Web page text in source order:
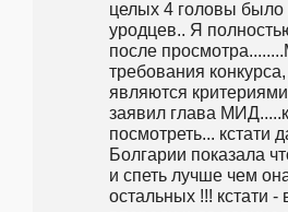
целых 4 головы
уродцев.. Я
после
требования
являются
заявил глава
посмотреть... кстати
Болгарии показала
и спеть лучше чем
остальных !!! кстати